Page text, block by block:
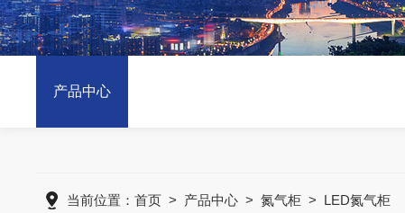
产品中心
当前位置：首页 > 产品中心 >氮气柜 > LED氮气柜